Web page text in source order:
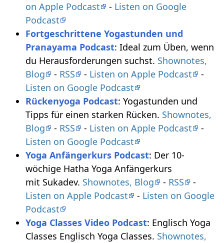
on Apple Podcast
- Listen on Google
Podcast
Fortgeschrittene Yogastunden und
Pranayama Podcast: Ideal zum Üben, wenn
du Herausforderungen suchst. Shownotes,
Blog
- RSS - Listen on Apple Podcast
-
Listen on Google Podcast
Rückenyoga Podcast: Yogastunden und
Tipps für einen starken Rücken. Shownotes,
Blog
- RSS - Listen on Apple Podcast
-
Listen on Google Podcast
Yoga Anfängerkurs Podcast: Der 10-
wöchige Hatha Yoga Anfängerkurs
mit Sukadev. Shownotes, Blog - RSS
-
Listen on Apple Podcast
- Listen on Google
Podcast
Yoga Classes Video Podcast: Englisch Yoga
Classes Englisch Yoga Classes. Shownotes,